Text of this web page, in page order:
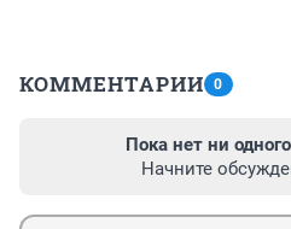
КОММЕНТАРИИ 0
Пока нет ни
Начните